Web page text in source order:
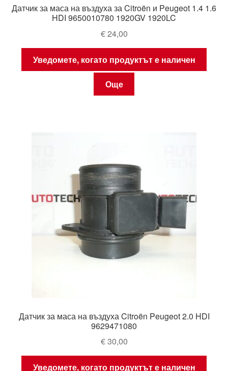
Датчик за маса на въздуха за Citroën и Peugeot 1.4 1.6
HDI 9650010780 1920GV 1920LC
€24,00
Уведомете, когато продуктът е наличен
Още
Датчик за маса на въздуха Citroën Peugeot 2.0 HDI
9629471080
€30,00
Уведомете, когато продуктът е наличен